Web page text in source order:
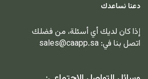
دعنا نساعدك
إذا كان لديك أي أسئلة، من فضلك
اتصل بنا في: sales@caapp.sa